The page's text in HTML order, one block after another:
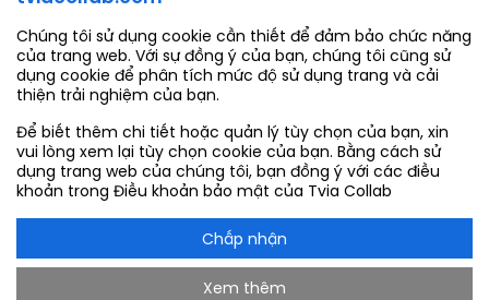
Liên hệ
Email.
contact@tviacollab.com
hang.tran@tviacollab.com
Số điện thoại.
933403565
Chúng tôi sử dụng cookie cần thiết để đảm bảo chức năng
của trang web. Với sự đồng ý của bạn, chúng tôi cũng sử
dụng cookie để phân tích mức độ sử dụng trang và cải
thiện trải nghiệm của bạn.
Để biết thêm chi tiết hoặc quản lý tùy chọn của bạn, xin
vui lòng xem lại tùy chọn cookie của bạn. Bằng cách sử
dụng trang web của chúng tôi, bạn đồng ý với các điều
khoản trong Điều khoản bảo mật của Tvia Collab
Chấp nhận
Xem thêm